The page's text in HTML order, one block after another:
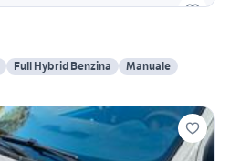
Full Hybrid Benzina
Manuale